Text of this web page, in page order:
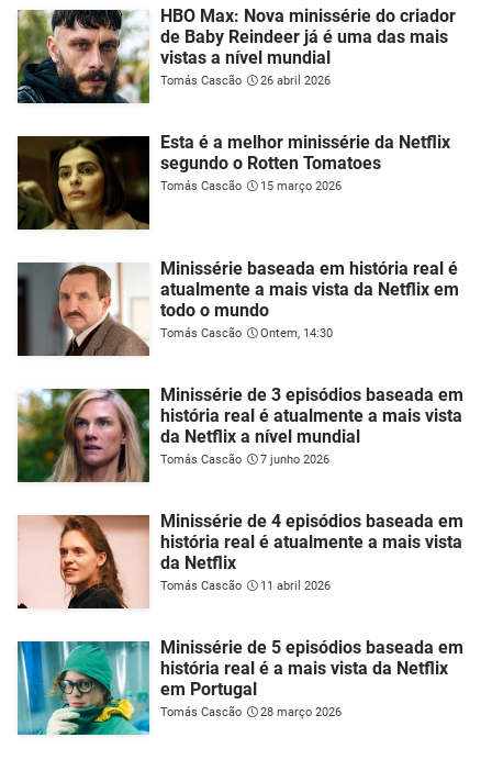
HBO Max: Nova minissérie do criador
de Baby Reindeer já é uma das mais
vistas a nível mundial
Tomás Cascão 26 abril 2026
Esta é a melhor minissérie da Netflix
segundo o Rotten Tomatoes
Tomás Cascão 15 março 2026
Minissérie baseada em história real é
atualmente a mais vista da Netflix em
todo o mundo
Tomás Cascão Ontem, 14:30
Minissérie de 3 episódios baseada em
história real é atualmente a mais vista
da Netflix a nível mundial
Tomás Cascão 7 junho 2026
Minissérie de 4 episódios baseada em
história real é atualmente a mais vista
da Netflix
Tomás Cascão 11 abril 2026
Minissérie de 5 episódios baseada em
história real é a mais vista da Netflix
em Portugal
Tomás Cascão 28 março 2026